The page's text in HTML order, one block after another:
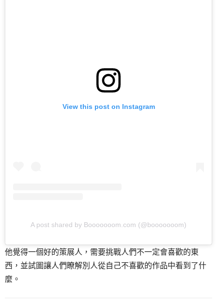
View this post on Instagram
A post shared by Booooooom.com (@booooooom)
他覺得一個好的策展人，需要挑戰人們不一定會喜歡的東
西，並試圖讓人們瞭解別人從自己不喜歡的作品中看到了什
麼。